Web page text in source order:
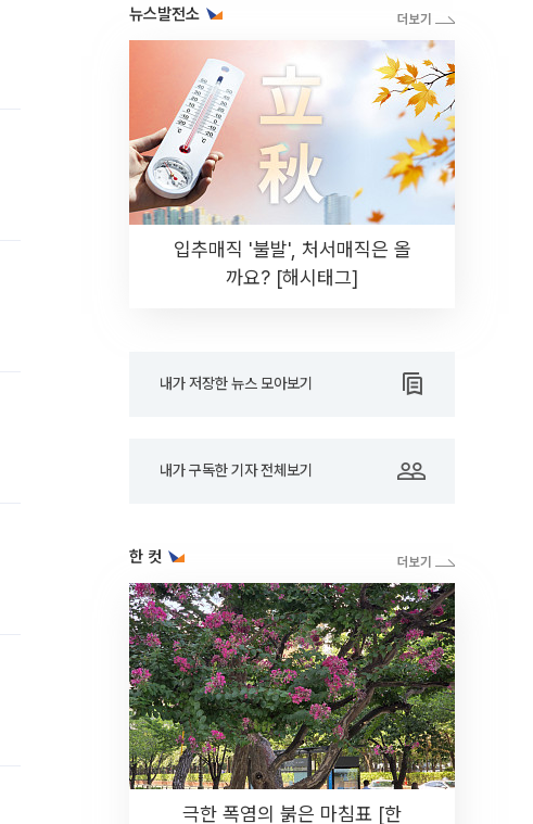
뉴스발전소
입추매직 '불발', 처서매직은 올
까요? [해시태그]
내가 저장한 뉴스 모아보기
내가 구독한 기자 전체보기
한 컷
극한 폭염의 붉은 마침표 [한